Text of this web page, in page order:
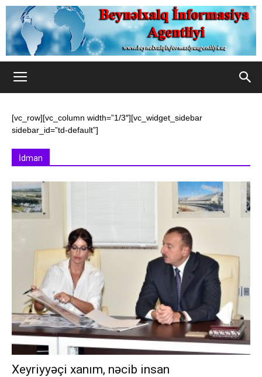
[vc_row][vc_column width=”1/3″][vc_widget_sidebar
sidebar_id=”td-default”]
İdman
Xeyriyyəçi xanım, nəcib insan